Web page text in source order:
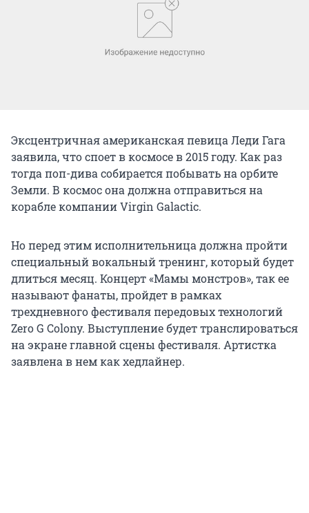
Эксцентричная американская певица Леди Гага
заявила, что споет в космосе в 2015 году. Как раз
тогда поп-дива собирается побывать на орбите
Земли. В космос она должна отправиться на
корабле компании Virgin Galactic.
Но перед этим исполнительница должна пройти
специальный вокальный тренинг, который будет
длиться месяц. Концерт «Мамы монстров», так ее
называют фанаты, пройдет в рамках
трехдневного фестиваля передовых технологий
Zero G Colony. Выступление будет транслироваться
на экране главной сцены фестиваля. Артистка
заявлена в нем как хедлайнер.